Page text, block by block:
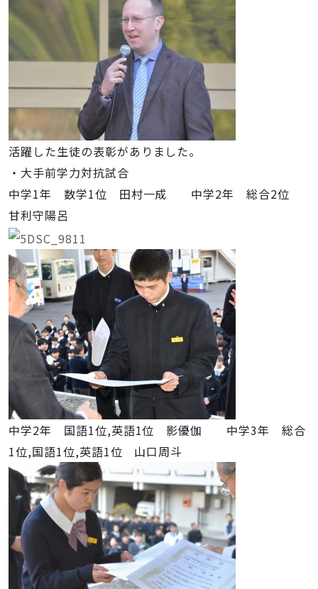
活躍した生徒の表彰がありました。
・大手前学力対抗試合
中学1年 数学1位 田村一成 中学2年 総合2位
甘利守陽呂
中学2年 国語1位,英語1位 影優伽 中学3年 総合
1位,国語1位,英語1位 山口周斗